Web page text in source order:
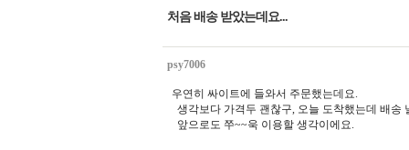
처음 배송 받았는데요...
psy7006
우연히 싸이트에 들와서 주문했는데요.
생각보다 가격두 괜찮구, 오늘 도착했는데 배송
앞으로도 쭈~~욱 이용할 생각이에요.